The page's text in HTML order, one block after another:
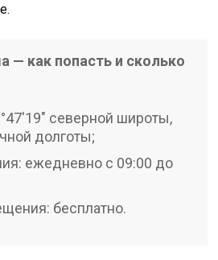
— как попасть и сколько
северной широты,
долготы;
ежедневно с 09:00 до
бесплатно.